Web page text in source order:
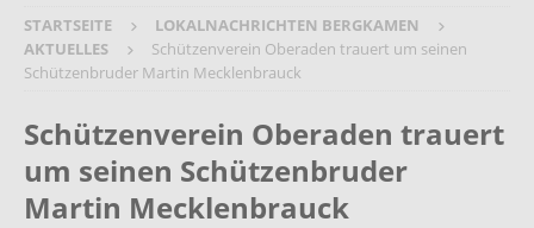
STARTSEITE
LOKALNACHRICHTEN BERGKAMEN
AKTUELLES
Schützenverein Oberaden trauert um seinen
Schützenbruder Martin Mecklenbrauck
Schützenverein Oberaden trauert
um seinen Schützenbruder
Martin Mecklenbrauck